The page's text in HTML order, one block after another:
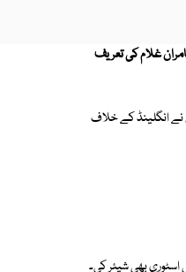
غلام کی تعریف
نے انگلینڈ کے خلاف
اسٹوری بھی شیئر کی۔